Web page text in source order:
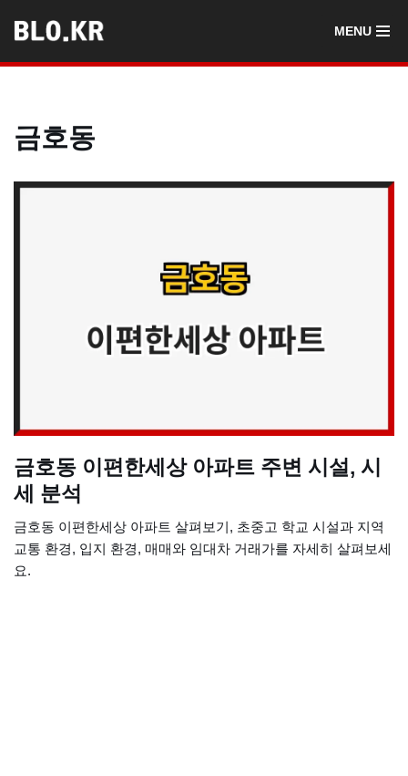
텐
건
뛰
MENU
금호동
금호동 이편한세상 아파트 주변 시설, 시
세 분석
금호동 이편한세상 아파트 살펴보기, 초중고 학교 시설과 지역
교통 환경, 입지 환경, 매매와 임대차 거래가를 자세히 살펴보세
요.